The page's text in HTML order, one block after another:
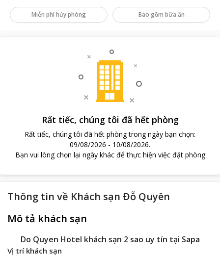
Miễn phí hủy phòng Bao gồm bữa ăn
Rất tiếc, chúng tôi đã hết phòng
Rất tiếc, chúng tôi đã hết phòng trong ngày bạn chọn:
09/08/2026 - 10/08/2026.
Bạn vui lòng chọn lại ngày khác để thực hiện việc đặt phòng
Thông tin về Khách sạn Đỗ Quyên
Mô tả khách sạn
Do Quyen Hotel khách sạn 2 sao uy tín tại Sapa
Vị trí khách sạn